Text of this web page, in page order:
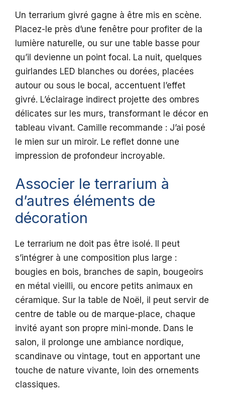
Un terrarium givré gagne à être mis en scène.
Placez-le près d’une fenêtre pour profiter de la
lumière naturelle, ou sur une table basse pour
qu’il devienne un point focal. La nuit, quelques
guirlandes LED blanches ou dorées, placées
autour ou sous le bocal, accentuent l’effet
givré. L’éclairage indirect projette des ombres
délicates sur les murs, transformant le décor en
tableau vivant. Camille recommande : J’ai posé
le mien sur un miroir. Le reflet donne une
impression de profondeur incroyable.
Associer le terrarium à
d’autres éléments de
décoration
Le terrarium ne doit pas être isolé. Il peut
s’intégrer à une composition plus large :
bougies en bois, branches de sapin, bougeoirs
en métal vieilli, ou encore petits animaux en
céramique. Sur la table de Noël, il peut servir de
centre de table ou de marque-place, chaque
invité ayant son propre mini-monde. Dans le
salon, il prolonge une ambiance nordique,
scandinave ou vintage, tout en apportant une
touche de nature vivante, loin des ornements
classiques.